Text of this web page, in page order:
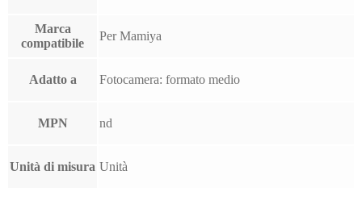
Marca
compatibile
Per Mamiya
Adatto a Fotocamera: formato medio
MPN nd
Unità di misura Unità